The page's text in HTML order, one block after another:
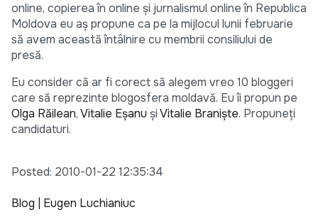
online, copierea în online și jurnalismul online în Republica
Moldova eu aș propune ca pe la mijlocul lunii februarie
să avem această întâlnire cu membrii consiliului de
presă.
Eu consider că ar fi corect să alegem vreo 10 bloggeri
care să reprezinte blogosfera moldavă. Eu îi propun pe
Olga Răilean,Vitalie Eșanu șiVitalie Braniște. Propuneți
candidaturi.
Posted: 2010-01-22 12:35:34
Blog | Eugen Luchianiuc